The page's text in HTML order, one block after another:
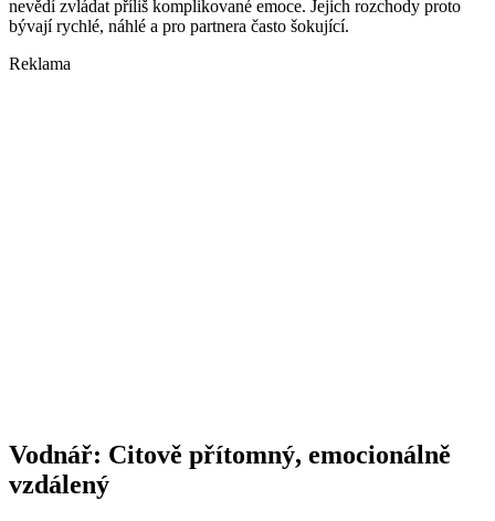
nevědí zvládat příliš komplikované emoce. Jejich rozchody proto
bývají rychlé, náhlé a pro partnera často šokující.
Reklama
Vodnář: Citově přítomný, emocionálně
vzdálený